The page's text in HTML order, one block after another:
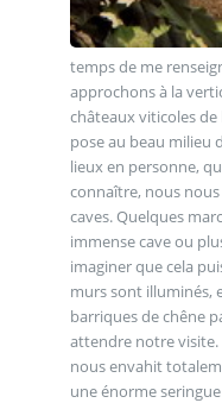
temps de me
approchons à la
châteaux viticoles
pose au beau milieu
lieux en personne,
connaître, nous
caves. Quelques
immense cave ou plus exactement un chai, sans
imaginer que cela
murs sont illuminés,
barriques de chêne
attendre notre
nous envahit
une énorme